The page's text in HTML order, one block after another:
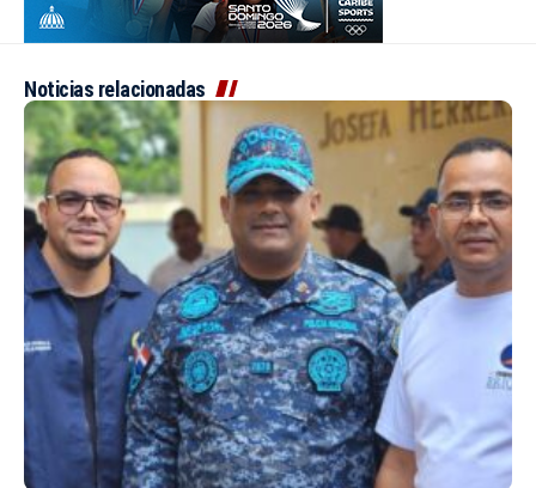
Noticias relacionadas